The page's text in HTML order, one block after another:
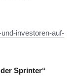
investoren-auf-
Sprinter“